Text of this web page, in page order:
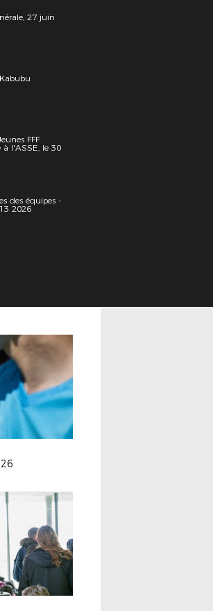
27 juin
FFF
à l'ASSE, le 30
des équipes -
2026